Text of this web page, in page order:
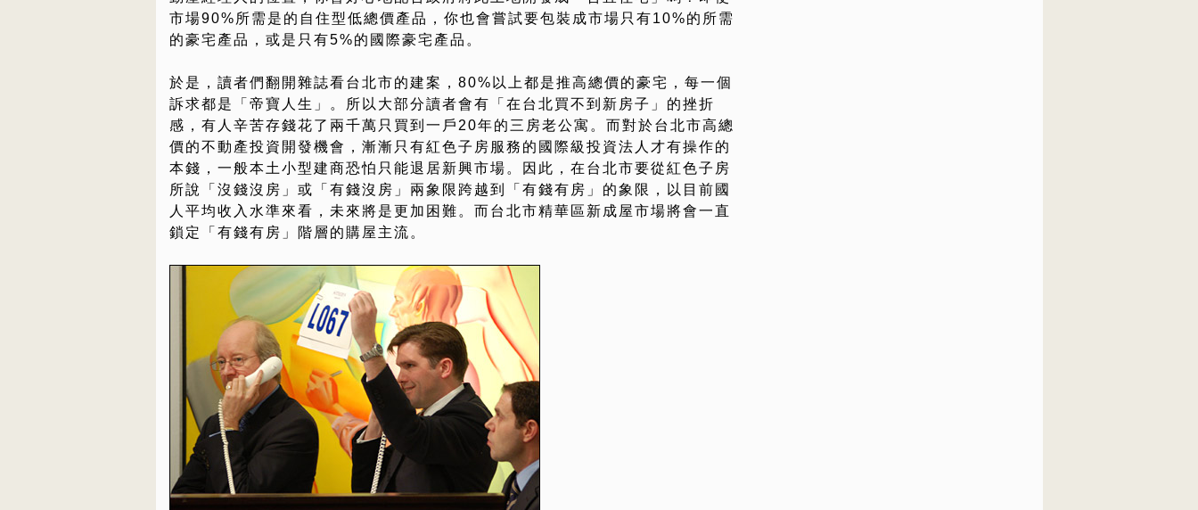
市場90%所需是的自住型低總價產品，你也會嘗試要包裝成市場只有10%的所需
的豪宅產品，或是只有5%的國際豪宅產品。
於是，讀者們翻開雜誌看台北市的建案，80%以上都是推高總價的豪宅，每一個
訴求都是「帝寶人生」。所以大部分讀者會有「在台北買不到新房子」的挫折
感，有人辛苦存錢花了兩千萬只買到一戶20年的三房老公寓。而對於台北市高總
價的不動產投資開發機會，漸漸只有紅色子房服務的國際級投資法人才有操作的
本錢，一般本土小型建商恐怕只能退居新興市場。因此，在台北市要從紅色子房
所說「沒錢沒房」或「有錢沒房」兩象限跨越到「有錢有房」的象限，以目前國
人平均收入水準來看，未來將是更加困難。而台北市精華區新成屋市場將會一直
鎖定「有錢有房」階層的購屋主流。